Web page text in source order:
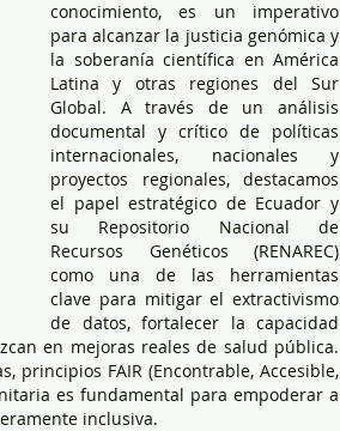
conocimiento, es un imperativo
para alcanzar la justicia genómica y
la soberanía científica en América
Latina y otras regiones del Sur
Global. A través de un análisis
documental y crítico de políticas
internacionales, nacionales y
proyectos regionales, destacamos
el papel estratégico de Ecuador y
su Repositorio Nacional de
Recursos Genéticos (RENAREC)
como una de las herramientas
clave para mitigar el extractivismo
de datos, fortalecer la capacidad
en mejoras reales de salud pública.
principios FAIR (Encontrable, Accesible,
es fundamental para empoderar a
inclusiva.